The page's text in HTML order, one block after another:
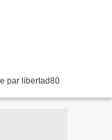
par libertad80